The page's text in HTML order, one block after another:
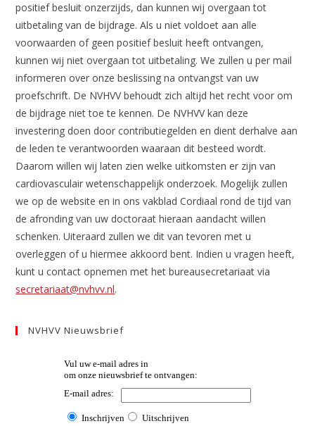
positief besluit onzerzijds, dan kunnen wij overgaan tot
uitbetaling van de bijdrage. Als u niet voldoet aan alle
voorwaarden of geen positief besluit heeft ontvangen,
kunnen wij niet overgaan tot uitbetaling. We zullen u per mail
informeren over onze beslissing na ontvangst van uw
proefschrift. De NVHVV behoudt zich altijd het recht voor om
de bijdrage niet toe te kennen. De NVHVV kan deze
investering doen door contributiegelden en dient derhalve aan
de leden te verantwoorden waaraan dit besteed wordt.
Daarom willen wij laten zien welke uitkomsten er zijn van
cardiovasculair wetenschappelijk onderzoek. Mogelijk zullen
we op de website en in ons vakblad Cordiaal rond de tijd van
de afronding van uw doctoraat hieraan aandacht willen
schenken. Uiteraard zullen we dit van tevoren met u
overleggen of u hiermee akkoord bent. Indien u vragen heeft,
kunt u contact opnemen met het bureausecretariaat via
secretariaat@nvhvv.nl.
NVHVV Nieuwsbrief